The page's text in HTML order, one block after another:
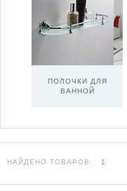
ПОЛОЧКИ ДЛЯ
ВАННОЙ
НАЙДЕНО ТОВАРОВ: 1